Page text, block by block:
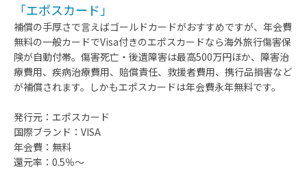
「エポスカード」
補償の手厚さで言えばゴールドカードがおすすめですが、年会費
無料の一般カードでVisa付きのエポスカードなら海外旅行傷害保
険が自動付帯。傷害死亡・後遺障害は最高500万円ほか、障害治
療費用、疾病治療費用、賠償責任、救援者費用、携行品損害など
が補償されます。しかもエポスカードは年会費永年無料です。
発行元：エポスカード
国際ブランド：VISA
年会費：無料
還元率：0.5％～